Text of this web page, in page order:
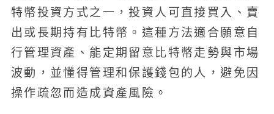
特幣投資方式之一，投資人可直接買入、賣
出或長期持有比特幣。這種方法適合願意自
行管理資產、能定期留意比特幣走勢與市場
波動，並懂得管理和保護錢包的人，避免因
操作疏忽而造成資產風險。